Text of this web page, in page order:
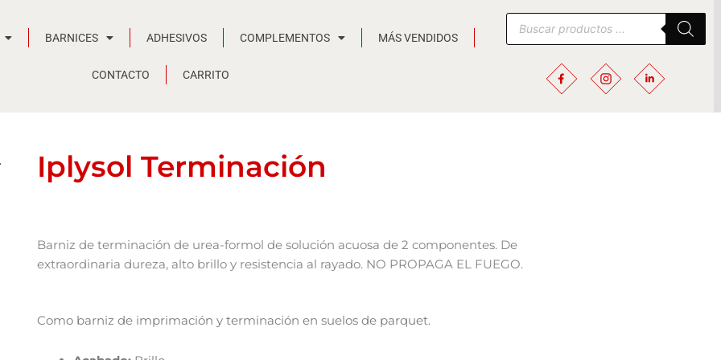
BARNICES ADHESIVOS COMPLEMENTOS MÁS VENDIDOS
CONTACTO CARRITO
Búsqueda
de
productos
Iplysol Terminación
Barniz de terminación de urea-formol de solución acuosa de 2 componentes. De
extraordinaria dureza, alto brillo y resistencia al rayado. NO PROPAGA EL FUEGO.
Como barniz de imprimación y terminación en suelos de parquet.